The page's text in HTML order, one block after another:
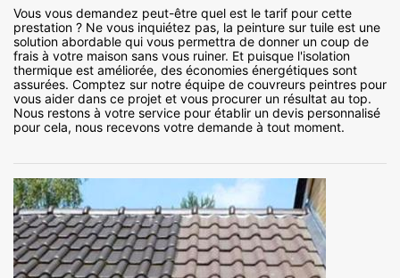
Vous vous demandez peut-être quel est le tarif pour cette
prestation ? Ne vous inquiétez pas, la peinture sur tuile est une
solution abordable qui vous permettra de donner un coup de
frais à votre maison sans vous ruiner. Et puisque l'isolation
thermique est améliorée, des économies énergétiques sont
assurées. Comptez sur notre équipe de couvreurs peintres pour
vous aider dans ce projet et vous procurer un résultat au top.
Nous restons à votre service pour établir un devis personnalisé
pour cela, nous recevons votre demande à tout moment.